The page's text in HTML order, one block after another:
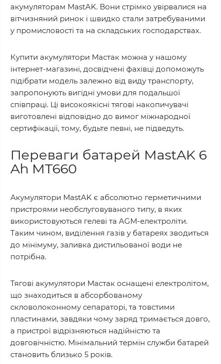
акумуляторам MastAK. Вони стрімко увірвалися на
вітчизняний ринок і швидко стали затребуваними
у промисловості та на складських господарствах.
Купити акумулятори Мастак можна у нашому
інтернет-магазині, досвідчені фахівці допоможуть
підібрати модель залежно від виду транспорту,
запропонують вигідні умови для подальшої
співпраці. Ці високоякісні тягові накопичувачі
виготовлені відповідно до вимог міжнародної
сертифікації, тому, будьте певні, не підведуть.
Переваги батарей MastAK 6
Ah MT660
Акумулятори MastAK є абсолютно герметичними
пристроями необслуговуваного типу, в яких
використовуються гелеві та AGM-електроліти.
Таким чином, виділення газів у батареях зводиться
до мінімуму, заливка дистильованої води не
потрібна.
Тягові акумулятори Мастак оснащені електролітом,
що знаходиться в абсорбованому
скловолоконному сепараторі, та товстими
пластинами, завдяки чому заряд тримається довго,
а пристрої відрізняються надійністю та
довговічністю. Мінімальний термін служби батарей
становить близько 5 років.